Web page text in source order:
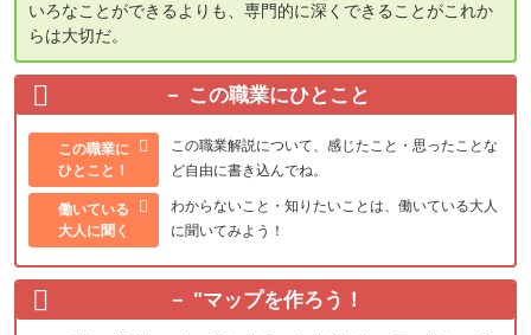
いろなことができるよりも、専門的に深くできることがこれか
らは大切だ。
この職業にひとこと
この職業に
ひとこと！
この職業解説について、感じたこと・思ったことな
ど自由に書き込んでね。
働いている
大人に聞く
わからないこと・知りたいことは、働いている大人
に聞いてみよう！
"マップを作ろう！